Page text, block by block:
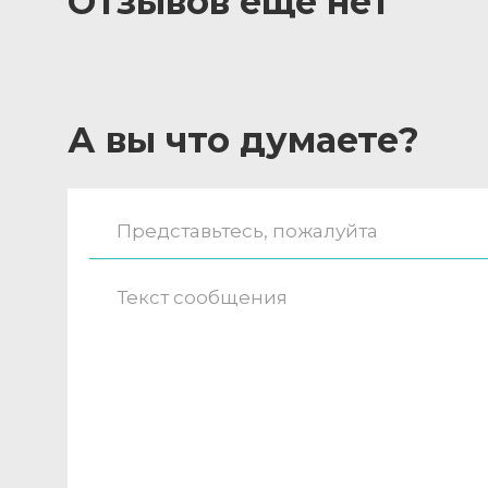
А вы что думаете?